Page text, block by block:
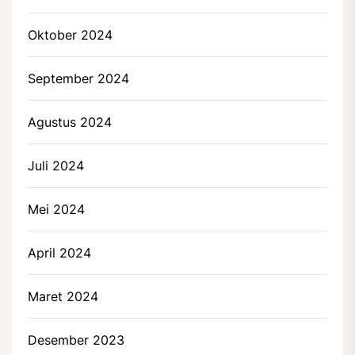
Oktober 2024
September 2024
Agustus 2024
Juli 2024
Mei 2024
April 2024
Maret 2024
Desember 2023